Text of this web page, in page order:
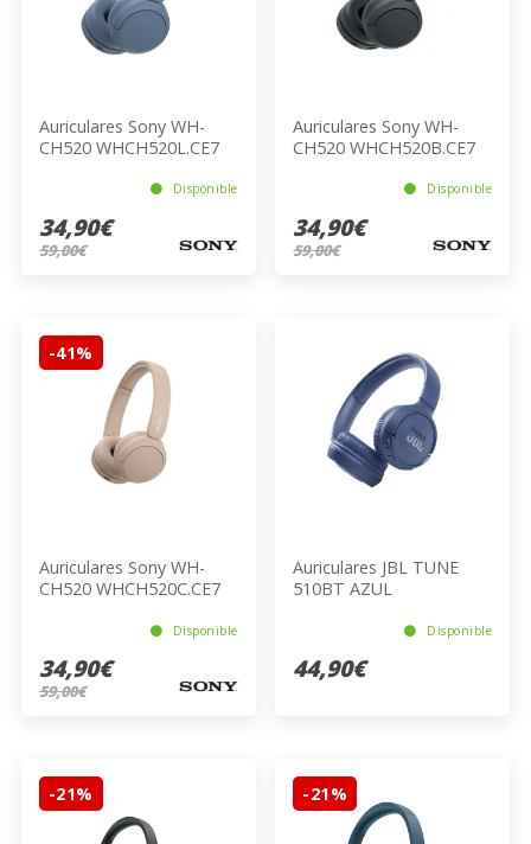
Auriculares Sony WH-
CH520 WHCH520L.CE7
Disponible
34,90€
59,00€
Auriculares Sony WH-
CH520 WHCH520B.CE7
Disponible
34,90€
59,00€
-41%
Auriculares Sony WH-
CH520 WHCH520C.CE7
Disponible
34,90€
59,00€
Auriculares JBL TUNE
510BT AZUL
Disponible
44,90€
-21% -21%